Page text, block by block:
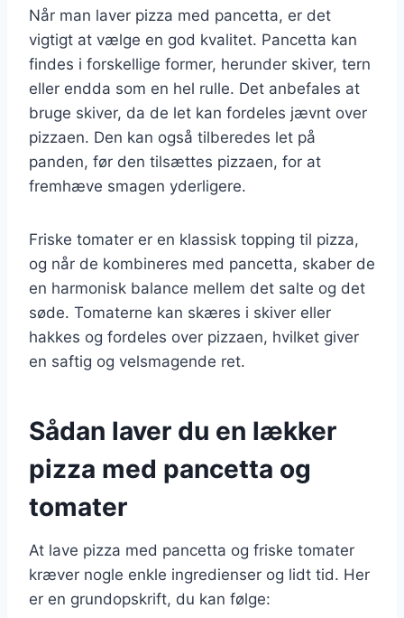
Når man laver pizza med pancetta, er det
vigtigt at vælge en god kvalitet. Pancetta kan
findes i forskellige former, herunder skiver, tern
eller endda som en hel rulle. Det anbefales at
bruge skiver, da de let kan fordeles jævnt over
pizzaen. Den kan også tilberedes let på
panden, før den tilsættes pizzaen, for at
fremhæve smagen yderligere.
Friske tomater er en klassisk topping til pizza,
og når de kombineres med pancetta, skaber de
en harmonisk balance mellem det salte og det
søde. Tomaterne kan skæres i skiver eller
hakkes og fordeles over pizzaen, hvilket giver
en saftig og velsmagende ret.
Sådan laver du en lækker
pizza med pancetta og
tomater
At lave pizza med pancetta og friske tomater
kræver nogle enkle ingredienser og lidt tid. Her
er en grundopskrift, du kan følge: